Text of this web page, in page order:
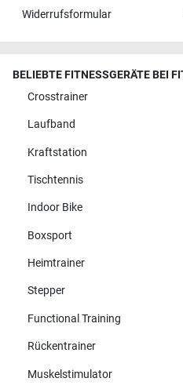
Widerrufsformular
BELIEBTE FITNESSGERÄTE BEI
Crosstrainer
Laufband
Kraftstation
Tischtennis
Indoor Bike
Boxsport
Heimtrainer
Stepper
Functional Training
Rückentrainer
Muskelstimulator